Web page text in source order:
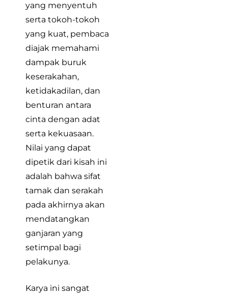
yang menyentuh
serta tokoh-tokoh
yang kuat, pembaca
diajak memahami
dampak buruk
keserakahan,
ketidakadilan, dan
benturan antara
cinta dengan adat
serta kekuasaan.
Nilai yang dapat
dipetik dari kisah ini
adalah bahwa sifat
tamak dan serakah
pada akhirnya akan
mendatangkan
ganjaran yang
setimpal bagi
pelakunya.
Karya ini sangat